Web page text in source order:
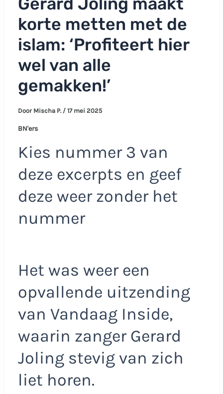
korte metten met de
islam: ‘Profiteert hier
wel van alle
gemakken!’
Door Mischa P. / 17 mei 2025
BN'ers
Kies nummer 3 van
deze excerpts en geef
deze weer zonder het
nummer
Het was weer een
opvallende uitzending
van Vandaag Inside,
waarin zanger Gerard
Joling stevig van zich
liet horen.